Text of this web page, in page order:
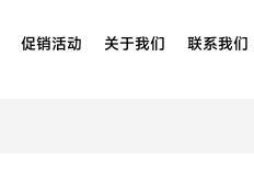
促销活动 关于我们 联系我们